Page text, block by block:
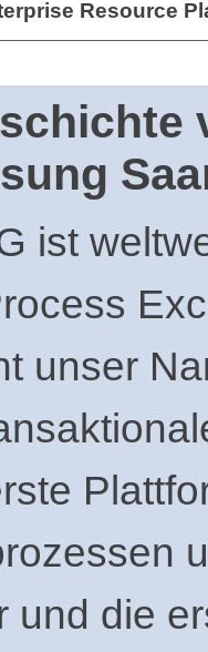
Resource
ist
unser
und die